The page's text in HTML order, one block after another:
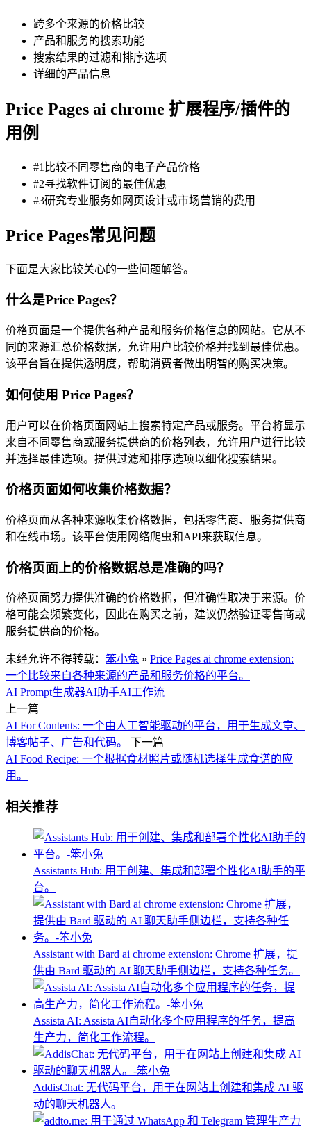
跨多个来源的价格比较
产品和服务的搜索功能
搜索结果的过滤和排序选项
详细的产品信息
Price Pages ai chrome 扩展程序/插件的
用例
#1比较不同零售商的电子产品价格
#2寻找软件订阅的最佳优惠
#3研究专业服务如网页设计或市场营销的费用
Price Pages常见问题
下面是大家比较关心的一些问题解答。
什么是Price Pages？
价格页面是一个提供各种产品和服务价格信息的网站。它从不
同的来源汇总价格数据，允许用户比较价格并找到最佳优惠。
该平台旨在提供透明度，帮助消费者做出明智的购买决策。
如何使用 Price Pages？
用户可以在价格页面网站上搜索特定产品或服务。平台将显示
来自不同零售商或服务提供商的价格列表，允许用户进行比较
并选择最佳选项。提供过滤和排序选项以细化搜索结果。
价格页面如何收集价格数据？
价格页面从各种来源收集价格数据，包括零售商、服务提供商
和在线市场。该平台使用网络爬虫和API来获取信息。
价格页面上的价格数据总是准确的吗？
价格页面努力提供准确的价格数据，但准确性取决于来源。价
格可能会频繁变化，因此在购买之前，建议仍然验证零售商或
服务提供商的价格。
未经允许不得转载： 笨小兔 » Price Pages ai chrome extension:
一个比较来自各种来源的产品和服务价格的平台。
AI Prompt生成器AI助手AI工作流
上一篇
AI For Contents: 一个由人工智能驱动的平台，用于生成文章、
博客帖子、广告和代码。
下一篇
AI Food Recipe: 一个根据食材照片或随机选择生成食谱的应
用。
相关推荐
Assistants Hub: 用于创建、集成和部署个性化AI助手的平
台。
Assistant with Bard ai chrome extension: Chrome 扩展，提
供由 Bard 驱动的 AI 聊天助手侧边栏，支持各种任务。
Assista AI: Assista AI自动化多个应用程序的任务，提高
生产力，简化工作流程。
AddisChat: 无代码平台，用于在网站上创建和集成 AI 驱
动的聊天机器人。